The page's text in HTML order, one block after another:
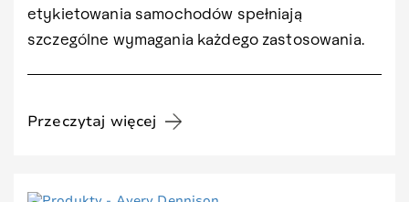
etykietowania samochodów spełniają
szczególne wymagania każdego zastosowania.
Przeczytaj więcej